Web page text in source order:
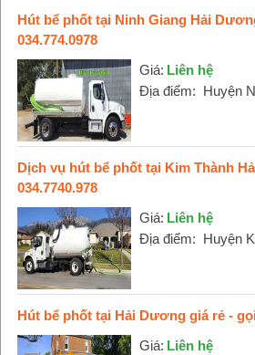
Hút bể phốt tại Ninh Giang Hải
034.774.0978
Giá: Liên hệ
Địa điểm: Huyện
Dịch vụ hút bể phốt tại Kim Thành
034.7740.978
Giá: Liên hệ
Địa điểm: Huyện
Hút bể phốt tại Hải Dương giá rẻ - gọi
Giá: Liên hệ